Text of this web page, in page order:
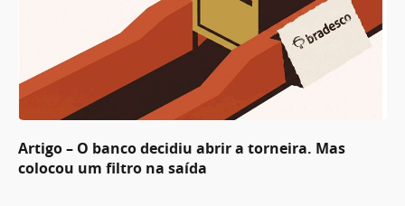
Artigo – O banco decidiu abrir a torneira. Mas
colocou um filtro na saída